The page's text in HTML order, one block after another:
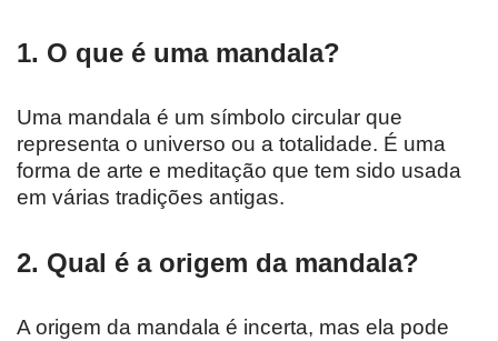
1. O que é uma mandala?
Uma mandala é um símbolo circular que
representa o universo ou a totalidade. É uma
forma de arte e meditação que tem sido usada
em várias tradições antigas.
2. Qual é a origem da mandala?
A origem da mandala é incerta, mas ela pode